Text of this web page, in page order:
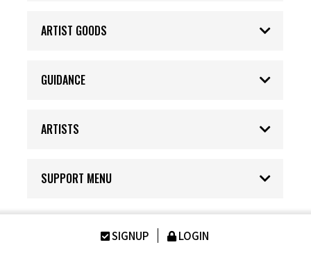
SIGNUP LOGIN
ARTIST GOODS
GUIDANCE
ARTISTS
SUPPORT MENU